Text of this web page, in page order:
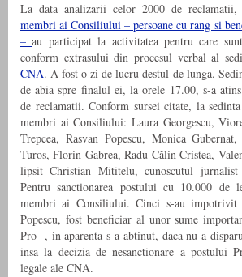
La data analizarii celor 2000 de
membri ai Consiliului – persoane cu rang si
–au participat la activitatea pentru care
conform extrasului din procesul verbal al
CNA. A fost o zi de lucru destul de lunga.
de abia spre finalul ei, la orele 17.00, s-a
de reclamatii. Conform sursei citate, la
membri ai Consiliului: Laura Georgescu,
Trepcea, Rasvan Popescu, Monica
Turos, Florin Gabrea, Radu Călin Cristea,
lipsit Christian Mititelu, cunoscutul
Pentru sanctionarea postului cu 10.000 de
membri ai Consiliului. Cinci s-au impotrivit
Popescu, fost beneficiar al unor sume
Pro -, in aparenta s-a abtinut, daca nu a
insa la decizia de nesanctionare a postului
legale ale CNA.